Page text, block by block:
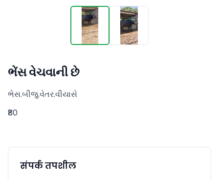
ભેંસ વેચવાની છે
ભેસ.બીજુ.વેતર.વીયાસે
₹80
संपर्क तपशील